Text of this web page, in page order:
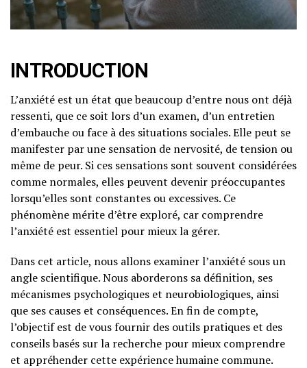
INTRODUCTION
L’anxiété est un état que beaucoup d’entre nous ont déjà
ressenti, que ce soit lors d’un examen, d’un entretien
d’embauche ou face à des situations sociales. Elle peut se
manifester par une sensation de nervosité, de tension ou
même de peur. Si ces sensations sont souvent considérées
comme normales, elles peuvent devenir préoccupantes
lorsqu’elles sont constantes ou excessives. Ce
phénomène mérite d’être exploré, car comprendre
l’anxiété est essentiel pour mieux la gérer.
Dans cet article, nous allons examiner l’anxiété sous un
angle scientifique. Nous aborderons sa définition, ses
mécanismes psychologiques et neurobiologiques, ainsi
que ses causes et conséquences. En fin de compte,
l’objectif est de vous fournir des outils pratiques et des
conseils basés sur la recherche pour mieux comprendre
et appréhender cette expérience humaine commune.